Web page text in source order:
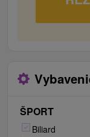
ŠPORT
Biliard